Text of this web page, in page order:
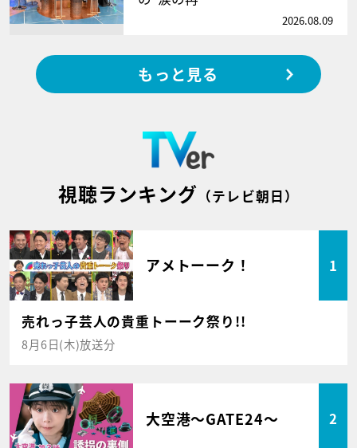
2026.08.09
もっと見る
視聴ランキング （テレビ朝日）
アメトーーク！ 1
売れっ子芸人の貴重トーーク祭り!!
8月6日(木)放送分
大空港～GATE24～ 2